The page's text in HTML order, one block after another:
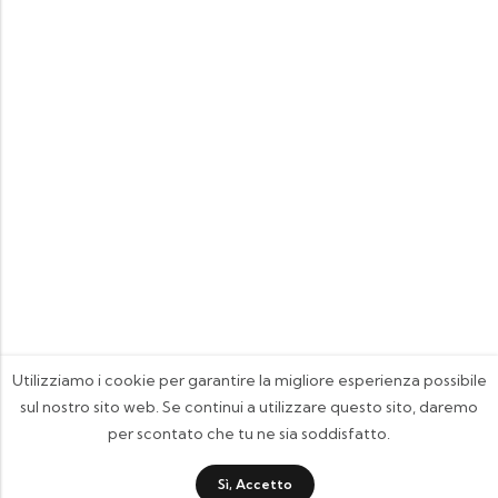
Utilizziamo i cookie per garantire la migliore esperienza possibile
sul nostro sito web. Se continui a utilizzare questo sito, daremo
per scontato che tu ne sia soddisfatto.
Sì, Accetto